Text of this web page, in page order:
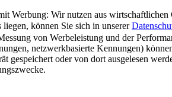
Werbung: Wir nutzen aus
können Sie sich in unserer
von Werbeleistung und der
netzwerkbasierte Kennungen)
gespeichert oder von dort ausgelesen